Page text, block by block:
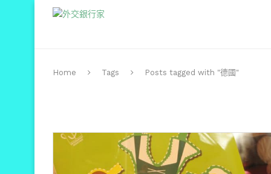
Home Tags Posts tagged with "德國"